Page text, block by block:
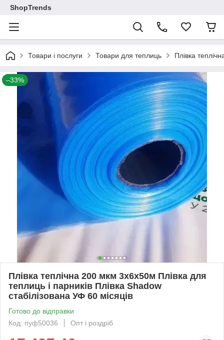
ShopTrends
Товари і послуги Товари для теплиць Плівка
–33%
Плівка теплічна 200 мкм 3х6х50м Плівка для
теплиць і парників Плівка Shadow
стабілізована УФ 60 місяців
Готово до відправки
Код: пуф50036
Опт і роздріб